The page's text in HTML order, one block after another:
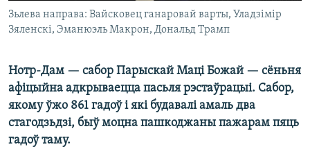
Зьлева направа: Вайсковец ганаровай варты, Уладзімір
Зяленскі, Эманюэль Макрон, Дональд Трамп
Нотр-Дам — сабор Парыскай Маці Божай — сёньня
афіцыйна адкрываецца пасьля рэстаўрацыі. Сабор,
якому ўжо 861 гадоў і які будавалі амаль два
стагодзьдзі, быў моцна пашкоджаны пажарам пяць
гадоў таму.